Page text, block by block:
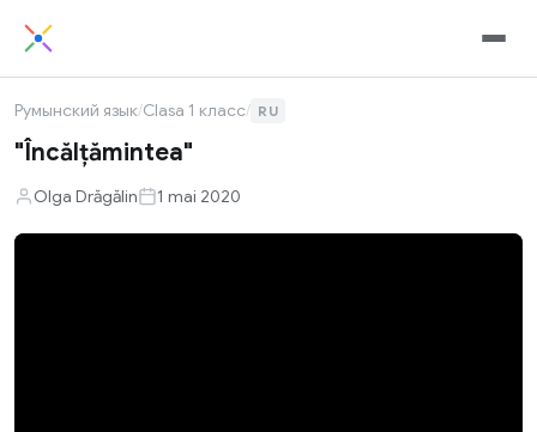
Румынский язык/Clasa 1 класс/ RU
"Încălțămintea"
Olga Drăgălin 1 mai 2020